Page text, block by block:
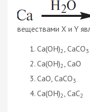
веществами X и Y
Ca(OH)2 , CaCO3
Ca(OH)2 , CaO
CaO, CaCO3
Ca(OH)2 , CaC2